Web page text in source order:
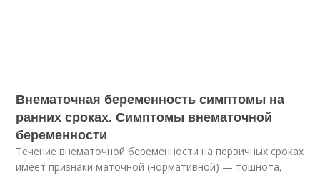
Внематочная беременность симптомы на
ранних сроках. Симптомы внематочной
беременности
Течение внематочной беременности на первичных сроках
имеет признаки маточной (нормативной) — тошнота,